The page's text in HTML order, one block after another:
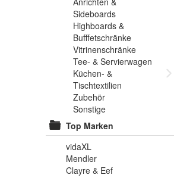
Sideboards
Highboards &
Bufffetschränke
Vitrinenschränke
Tee- & Servierwagen
Küchen- &
Tischtextilien
Zubehör
Sonstige
Top Marken
vidaXL
Mendler
Clayre & Eef